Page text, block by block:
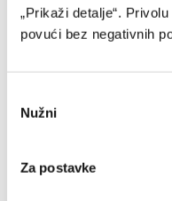
„Prikaži detalje“.
povući bez negativnih
Selection
Nužni
Za postavke